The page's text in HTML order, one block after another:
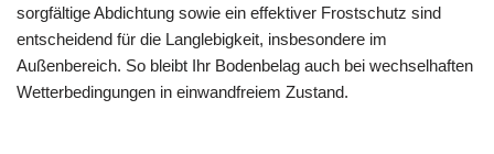
sorgfältige Abdichtung sowie ein effektiver Frostschutz sind
entscheidend für die Langlebigkeit, insbesondere im
Außenbereich. So bleibt Ihr Bodenbelag auch bei wechselhaften
Wetterbedingungen in einwandfreiem Zustand.